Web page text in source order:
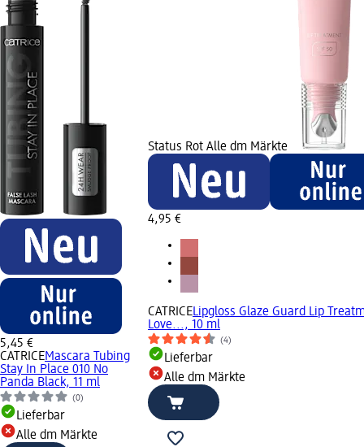
5,45 €
CATRICEMascara Tubing
Stay In Place 010 No
Panda Black, 11 ml
(0)
Lieferbar
Alle dm Märkte
Status Rot Alle dm Märkte
4,95 €
CATRICELipgloss Glaze Guard Lip
Love..., 10 ml
(4)
Lieferbar
Alle dm Märkte